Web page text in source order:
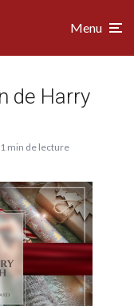
Menu
de Harry
1 min de lecture